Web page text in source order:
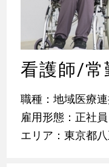
看護師/常
職種：地域医療
雇用形態：正社員
エリア：東京都